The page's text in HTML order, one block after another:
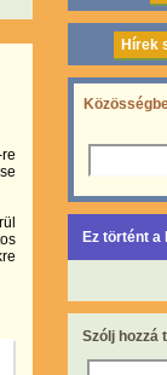
Hírek
Ez történt a
Szólj hozzá